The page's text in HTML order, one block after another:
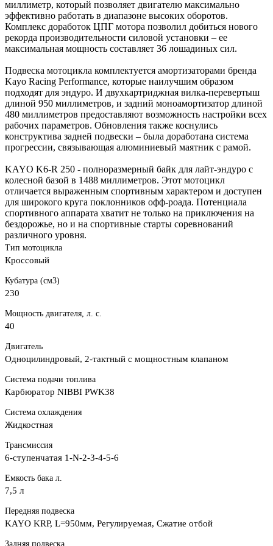
миллиметр, который позволяет двигателю максимально
эффективно работать в диапазоне высоких оборотов.
Комплекс доработок ЦПГ мотора позволил добиться нового
рекорда производительности силовой установки – ее
максимальная мощность составляет 36 лошадиных сил.
Подвеска мотоцикла комплектуется амортизаторами бренда
Kayo Racing Performance, которые наилучшим образом
подходят для эндуро. И двухкартриджная вилка-перевертыш
длиной 950 миллиметров, и задний моноамортизатор длиной
480 миллиметров предоставляют возможность настройки всех
рабочих параметров. Обновления также коснулись
конструктива задней подвески – была доработана система
прогрессии, связывающая алюминиевый маятник с рамой.
KAYO K6-R 250 - полноразмерный байк для лайт-эндуро с
колесной базой в 1488 миллиметров. Этот мотоцикл
отличается выраженным спортивным характером и доступен
для широкого круга поклонников офф-роада. Потенциала
спортивного аппарата хватит не только на приключения на
бездорожье, но и на спортивные старты соревнований
различного уровня.
Тип мотоцикла
Кроссовый
Кубатура (см3)
230
Мощность двигателя, л. с.
40
Двигатель
Одноцилиндровый, 2-тактный с мощностным клапаном
Система подачи топлива
Карбюратор NIBBI PWK38
Система охлаждения
Жидкостная
Трансмиссия
6-ступенчатая 1-N-2-3-4-5-6
Емкость бака л.
7,5 л
Передняя подвеска
KAYO KRP, L=950мм, Регулируемая, Сжатие отбой
Задняя подвеска